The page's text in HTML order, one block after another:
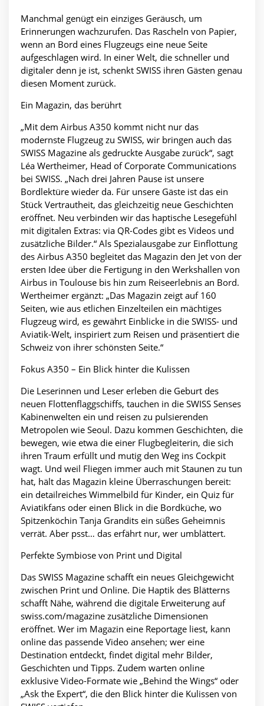
Manchmal genügt ein einziges Geräusch, um
Erinnerungen wachzurufen. Das Rascheln von Papier,
wenn an Bord eines Flugzeugs eine neue Seite
aufgeschlagen wird. In einer Welt, die schneller und
digitaler denn je ist, schenkt SWISS ihren Gästen genau
diesen Moment zurück.
Ein Magazin, das berührt
„Mit dem Airbus A350 kommt nicht nur das
modernste Flugzeug zu SWISS, wir bringen auch das
SWISS Magazine als gedruckte Ausgabe zurück“, sagt
Léa Wertheimer, Head of Corporate Communications
bei SWISS. „Nach drei Jahren Pause ist unsere
Bordlektüre wieder da. Für unsere Gäste ist das ein
Stück Vertrautheit, das gleichzeitig neue Geschichten
eröffnet. Neu verbinden wir das haptische Lesegefühl
mit digitalen Extras: via QR-Codes gibt es Videos und
zusätzliche Bilder.“ Als Spezialausgabe zur Einflottung
des Airbus A350 begleitet das Magazin den Jet von der
ersten Idee über die Fertigung in den Werkshallen von
Airbus in Toulouse bis hin zum Reiseerlebnis an Bord.
Wertheimer ergänzt: „Das Magazin zeigt auf 160
Seiten, wie aus etlichen Einzelteilen ein mächtiges
Flugzeug wird, es gewährt Einblicke in die SWISS- und
Aviatik-Welt, inspiriert zum Reisen und präsentiert die
Schweiz von ihrer schönsten Seite.“
Fokus A350 – Ein Blick hinter die Kulissen
Die Leserinnen und Leser erleben die Geburt des
neuen Flottenflaggschiffs, tauchen in die SWISS Senses
Kabinenwelten ein und reisen zu pulsierenden
Metropolen wie Seoul. Dazu kommen Geschichten, die
bewegen, wie etwa die einer Flugbegleiterin, die sich
ihren Traum erfüllt und mutig den Weg ins Cockpit
wagt. Und weil Fliegen immer auch mit Staunen zu tun
hat, hält das Magazin kleine Überraschungen bereit:
ein detailreiches Wimmelbild für Kinder, ein Quiz für
Aviatikfans oder einen Blick in die Bordküche, wo
Spitzenköchin Tanja Grandits ein süßes Geheimnis
verrät. Aber psst… das erfährt nur, wer umblättert.
Perfekte Symbiose von Print und Digital
Das SWISS Magazine schafft ein neues Gleichgewicht
zwischen Print und Online. Die Haptik des Blätterns
schafft Nähe, während die digitale Erweiterung auf
swiss.com/magazine zusätzliche Dimensionen
eröffnet. Wer im Magazin eine Reportage liest, kann
online das passende Video ansehen; wer eine
Destination entdeckt, findet digital mehr Bilder,
Geschichten und Tipps. Zudem warten online
exklusive Video-Formate wie „Behind the Wings“ oder
„Ask the Expert“, die den Blick hinter die Kulissen von